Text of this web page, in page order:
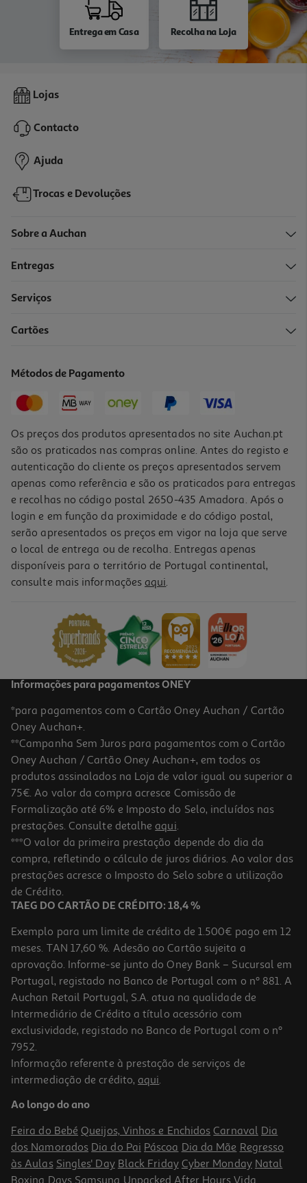
Entrega em Casa Recolha na Loja
Lojas
Contacto
Ajuda
Trocas e Devoluções
Sobre a Auchan
Entregas
Serviços
Cartões
Métodos de Pagamento
Os preços dos produtos apresentados no site Auchan.pt
são os praticados nas compras online. Antes do registo e
autenticação do cliente os preços apresentados servem
apenas como referência e são os praticados para entregas
e recolhas no código postal 2650-435 Amadora. Após o
login e em função da proximidade e do código postal,
serão apresentados os preços em vigor na loja que serve
o local de entrega ou de recolha. Entregas apenas
disponíveis para o território de Portugal continental,
consulte mais informações aqui.
Informações para pagamentos ONEY
*para pagamentos com o Cartão Oney Auchan / Cartão
Oney Auchan+.
**Campanha Sem Juros para pagamentos com o Cartão
Oney Auchan / Cartão Oney Auchan+, em todos os
produtos assinalados na Loja de valor igual ou superior a
75€. Ao valor da compra acresce Comissão de
Formalização até 6% e Imposto do Selo, incluídos nas
prestações. Consulte detalhe aqui.
***O valor da primeira prestação depende do dia da
compra, refletindo o cálculo de juros diários. Ao valor das
prestações acresce o Imposto do Selo sobre a utilização
de Crédito.
TAEG DO CARTÃO DE CRÉDITO: 18,4 %
Exemplo para um limite de crédito de 1.500€ pago em 12
meses. TAN 17,60 %. Adesão ao Cartão sujeita a
aprovação. Informe-se junto do Oney Bank – Sucursal em
Portugal, registado no Banco de Portugal com o nº 881. A
Auchan Retail Portugal, S.A. atua na qualidade de
Intermediário de Crédito a título acessório com
exclusividade, registado no Banco de Portugal com o nº
7952.
Informação referente à prestação de serviços de
intermediação de crédito, aqui.
Ao longo do ano
Feira do Bebé Queijos, Vinhos e Enchidos Carnaval Dia
dos Namorados Dia do Pai Páscoa Dia da Mãe Regresso
às Aulas Singles' Day Black Friday Cyber Monday Natal
Boxing Days Samsung Unpacked After Hours Vida